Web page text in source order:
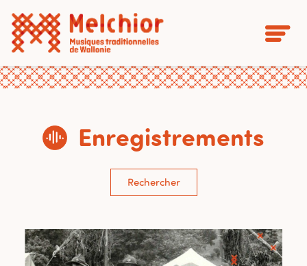
Enregistrements
Rechercher